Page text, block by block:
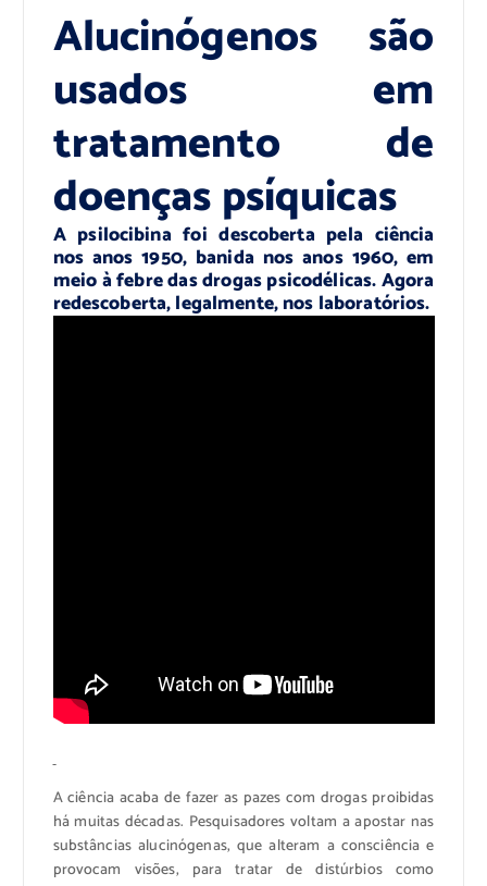
Alucinógenos são
usados em
tratamento de
doenças psíquicas
A psilocibina foi descoberta pela ciência
nos anos 1950, banida nos anos 1960, em
meio à febre das drogas psicodélicas. Agora
redescoberta, legalmente, nos laboratórios.
A ciência acaba de fazer as pazes com drogas proibidas
há muitas décadas. Pesquisadores voltam a apostar nas
substâncias alucinógenas, que alteram a consciência e
provocam visões, para tratar de distúrbios como